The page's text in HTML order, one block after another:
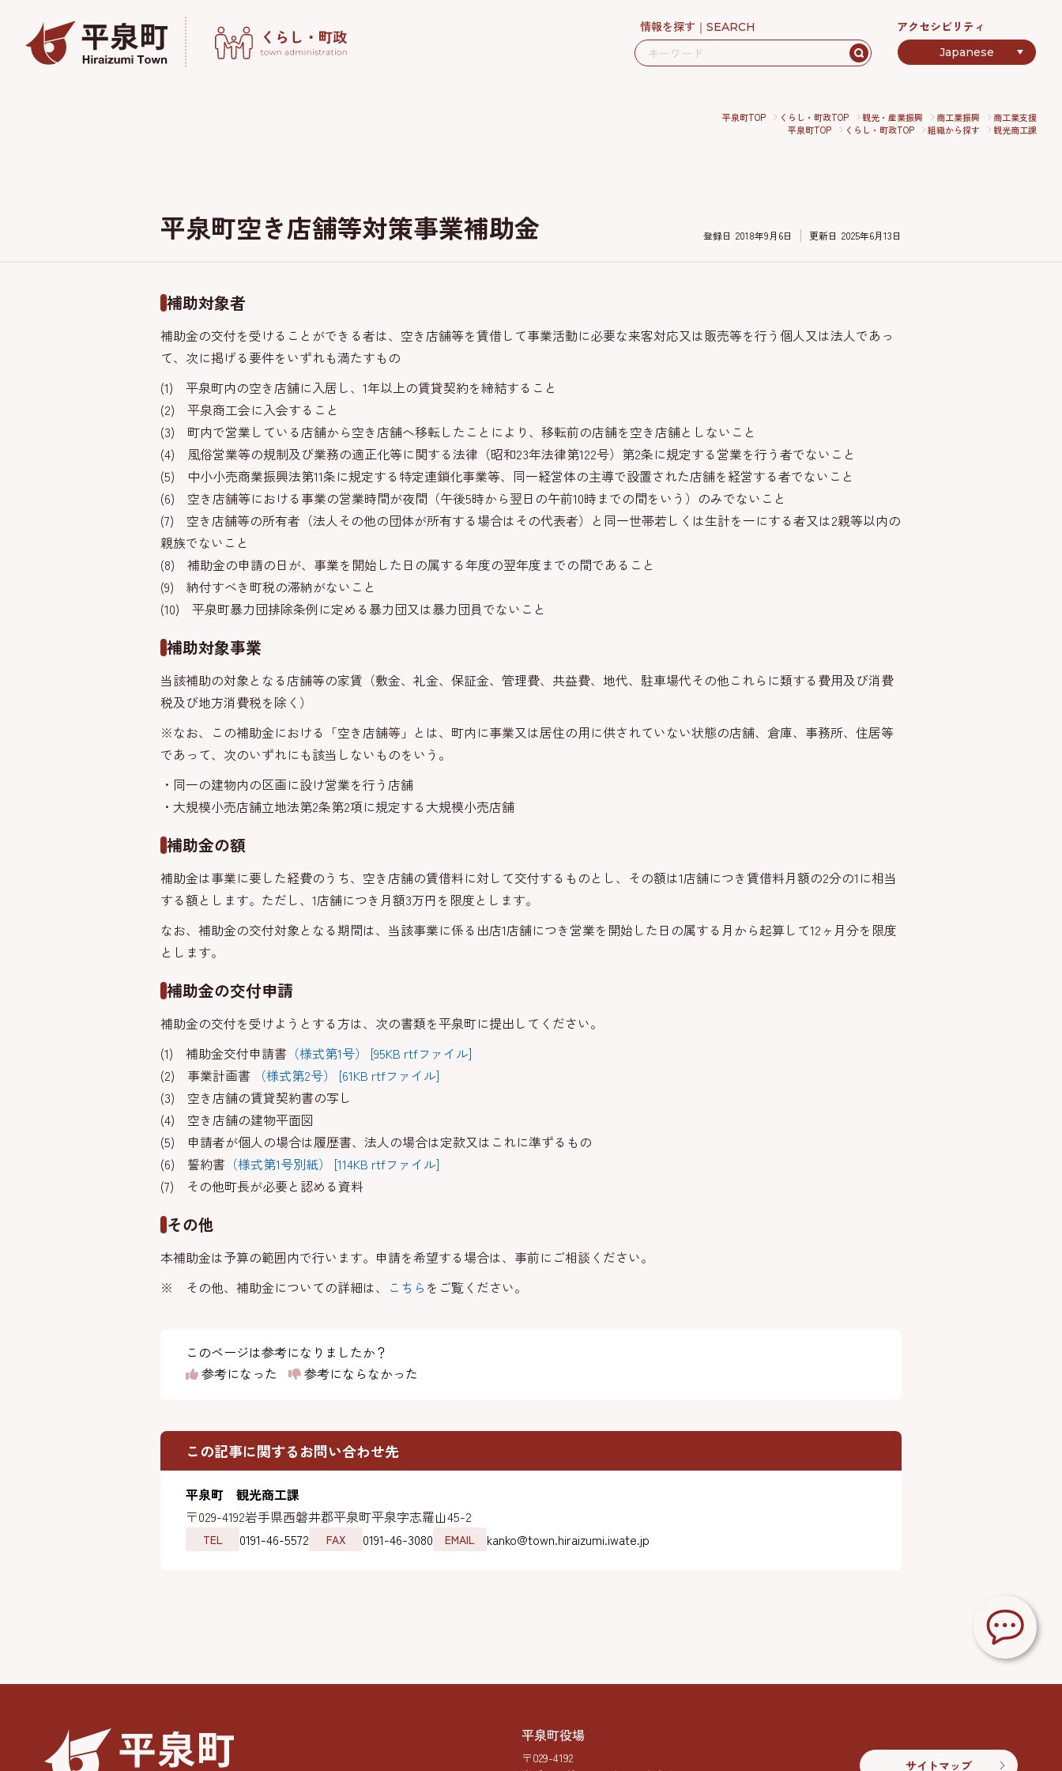
情報を探す SEARCH アクセシビリティ
平泉町TOP くらし・町政TOP 観光・産業振興 商工業振興
商工業支援
平泉町TOP
くらし・町政TOP 組織から探す 観光商工課
平泉町空き店舗等対策事業補助金 登録日 2018年9月6日 更新日 2025年6月13日
補助対象者
補助金の交付を受けることができる者は、空き店舗等を賃借して事業活動に必要な来客対応又は販売等を行う個人又は法人であっ
て、次に掲げる要件をいずれも満たすもの
(1) 平泉町内の空き店舗に入居し、1年以上の賃貸契約を締結すること
(2) 平泉商工会に入会すること
(3) 町内で営業している店舗から空き店舗へ移転したことにより、移転前の店舗を空き店舗としないこと
(4) 風俗営業等の規制及び業務の適正化等に関する法律（昭和23年法律第122号）第2条に規定する営業を行う者でないこと
(5) 中小小売商業振興法第11条に規定する特定連鎖化事業等、同一経営体の主導で設置された店舗を経営する者でないこと
(6) 空き店舗等における事業の営業時間が夜間（午後5時から翌日の午前10時までの間をいう）のみでないこと
(7) 空き店舗等の所有者（法人その他の団体が所有する場合はその代表者）と同一世帯若しくは生計を一にする者又は2親等以内の
親族でないこと
(8) 補助金の申請の日が、事業を開始した日の属する年度の翌年度までの間であること
(9) 納付すべき町税の滞納がないこと
(10) 平泉町暴力団排除条例に定める暴力団又は暴力団員でないこと
補助対象事業
当該補助の対象となる店舗等の家賃（敷金、礼金、保証金、管理費、共益費、地代、駐車場代その他これらに類する費用及び消費
税及び地方消費税を除く）
※なお、この補助金における「空き店舗等」とは、町内に事業又は居住の用に供されていない状態の店舗、倉庫、事務所、住居等
であって、次のいずれにも該当しないものをいう。
・同一の建物内の区画に設け営業を行う店舗
・大規模小売店舗立地法第2条第2項に規定する大規模小売店舗
補助金の額
補助金は事業に要した経費のうち、空き店舗の賃借料に対して交付するものとし、その額は1店舗につき賃借料月額の2分の1に相当
する額とします。ただし、1店舗につき月額3万円を限度とします。
なお、補助金の交付対象となる期間は、当該事業に係る出店1店舗につき営業を開始した日の属する月から起算して12ヶ月分を限度
とします。
補助金の交付申請
補助金の交付を受けようとする方は、次の書類を平泉町に提出してください。
(1) 補助金交付申請書 （様式第1号） [95KB rtfファイル]
(2) 事業計画書
（様式第2号） [61KB rtfファイル]
(3) 空き店舗の賃貸契約書の写し
(4) 空き店舗の建物平面図
(5) 申請者が個人の場合は履歴書、法人の場合は定款又はこれに準ずるもの
(6) 誓約書 （様式第1号別紙） [114KB rtfファイル]
(7) その他町長が必要と認める資料
その他
本補助金は予算の範囲内で行います。申請を希望する場合は、事前にご相談ください。
※ その他、補助金についての詳細は、 こちら をご覧ください。
このページは参考になりましたか？
参考になった
参考にならなかった
この記事に関するお問い合わせ先
平泉町 観光商工課
〒029-4192岩手県西磐井郡平泉町平泉字志羅山45-2
TEL 0191-46-5572 FAX 0191-46-3080 EMAIL kanko@town.hiraizumi.iwate.jp
平泉町役場
〒029-4192
サイトマップ